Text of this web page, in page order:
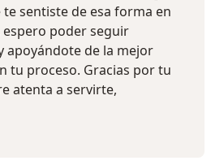
sentiste de esa forma en
poder seguir
apoyándote de la mejor
tu proceso. Gracias por tu
atenta a servirte,